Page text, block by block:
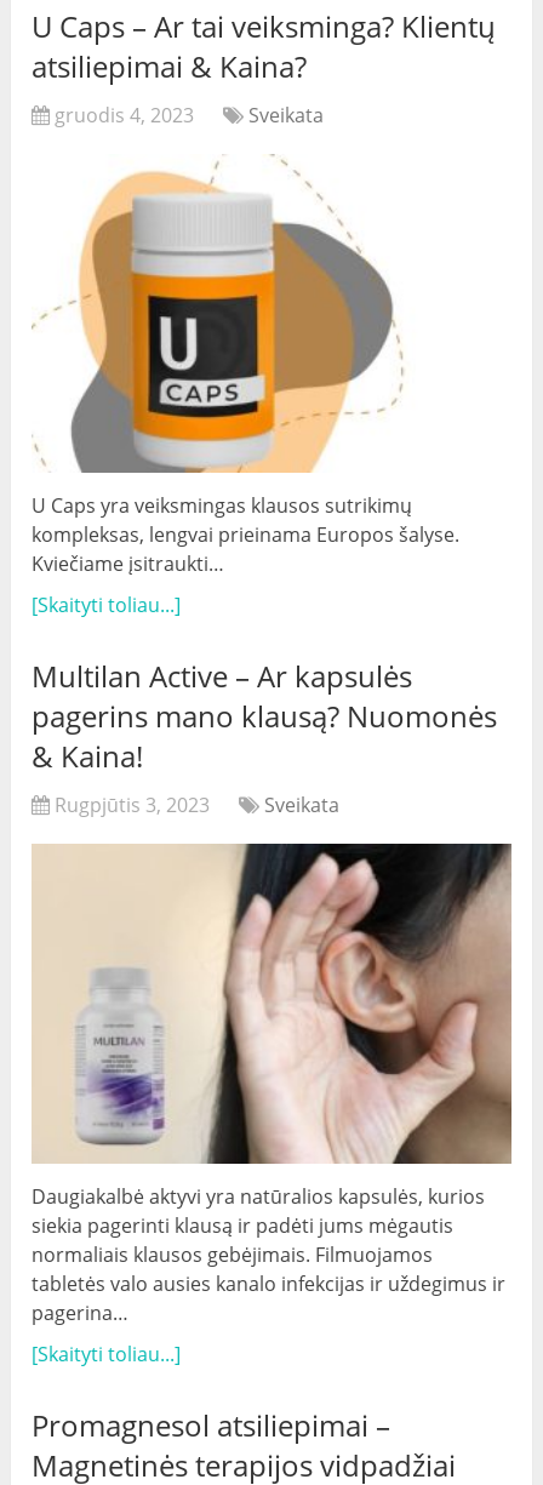
U Caps – Ar tai veiksminga? Klientų
atsiliepimai & Kaina?
gruodis 4, 2023 Sveikata
U Caps yra veiksmingas klausos sutrikimų
kompleksas, lengvai prieinama Europos šalyse.
Kviečiame įsitraukti…
[Skaityti toliau...]
Multilan Active – Ar kapsulės
pagerins mano klausą? Nuomonės
& Kaina!
Rugpjūtis 3, 2023 Sveikata
Daugiakalbė aktyvi yra natūralios kapsulės, kurios
siekia pagerinti klausą ir padėti jums mėgautis
normaliais klausos gebėjimais. Filmuojamos
tabletės valo ausies kanalo infekcijas ir uždegimus ir
pagerina…
[Skaityti toliau...]
Promagnesol atsiliepimai –
Magnetinės terapijos vidpadžiai